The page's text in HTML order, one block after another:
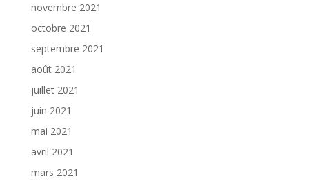
novembre 2021
octobre 2021
septembre 2021
août 2021
juillet 2021
juin 2021
mai 2021
avril 2021
mars 2021